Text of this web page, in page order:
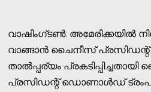
വാഷിംഗ്ടൺ: അമേരിക്കയിൽ
വാങ്ങാൻ ചൈനീസ് പ്രസിഡന്റ്
താൽപ്പര്യം
പ്രസിഡന്റ് ഡൊണാൾഡ്